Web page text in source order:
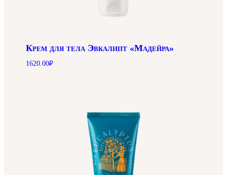
Крем для тела Эвкалипт «Мадейра»
1620.00₽